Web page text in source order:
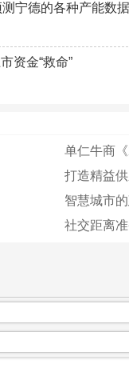
宁德的各种产能数据
资金“救命”
单仁牛商
打造精益
智慧城市
社交距离